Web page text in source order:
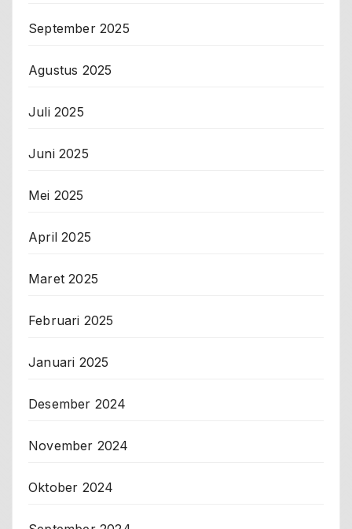
September 2025
Agustus 2025
Juli 2025
Juni 2025
Mei 2025
April 2025
Maret 2025
Februari 2025
Januari 2025
Desember 2024
November 2024
Oktober 2024